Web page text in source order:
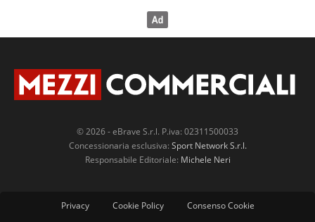
© 2026 - eBrave S.r.l. P.iva: 02311500033
Concessionaria esclusiva: Sport Network S.r.l.
Responsabile Editoriale: Michele Neri
Privacy Cookie Policy Consenso Cookie